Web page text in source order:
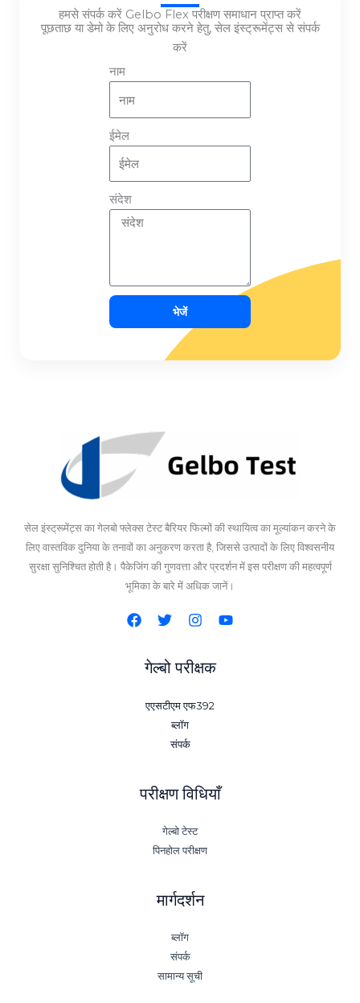
हमसे संपर्क करें Gelbo Flex परीक्षण समाधान प्राप्त करें
पूछताछ या डेमो के लिए अनुरोध करने हेतु, सेल इंस्ट्रूमेंट्स से संपर्क
करें
नाम
ईमेल
संदेश
भेजें
सेल इंस्ट्रूमेंट्स का गेलबो फ्लेक्स टेस्ट बैरियर फिल्मों की स्थायित्व का मूल्यांकन करने के
लिए वास्तविक दुनिया के तनावों का अनुकरण करता है, जिससे उत्पादों के लिए विश्वसनीय
सुरक्षा सुनिश्चित होती है। पैकेजिंग की गुणवत्ता और प्रदर्शन में इस परीक्षण की महत्वपूर्ण
भूमिका के बारे में अधिक जानें।
गेल्बो परीक्षक
एएसटीएम एफ392
ब्लॉग
संपर्क
परीक्षण विधियाँ
गेल्बो टेस्ट
पिनहोल परीक्षण
मार्गदर्शन
ब्लॉग
संपर्क
सामान्य सूची